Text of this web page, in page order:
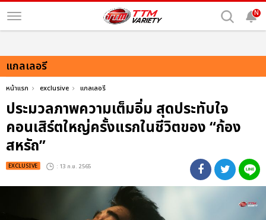
N
แกลเลอรี
หน้าแรก exclusive แกลเลอรี
ประมวลภาพความเต็มอิ่ม สุดประทับใจ
คอนเสิร์ตใหญ่ครั้งแรกในชีวิตของ “ก้อง
สหรัถ”
EXCLUSIVE : 13 ก.ย. 2565